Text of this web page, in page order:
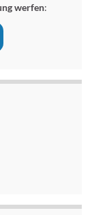
werfen: